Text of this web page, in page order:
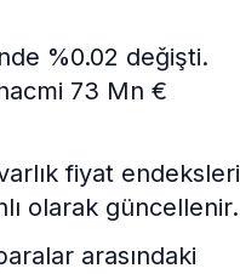
%0.02 değişti.
73 Mn €
fiyat endeksleri
olarak güncellenir.
arasındaki